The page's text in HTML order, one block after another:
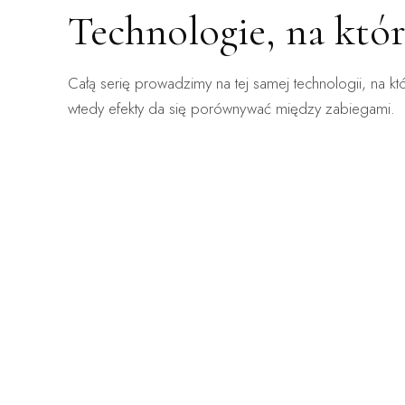
Technologie, na
Całą serię prowadzimy na tej samej technologii, na
wtedy efekty da się porównywać między zabiegami.
WARSZAWA · KRAKÓW
ClearLift